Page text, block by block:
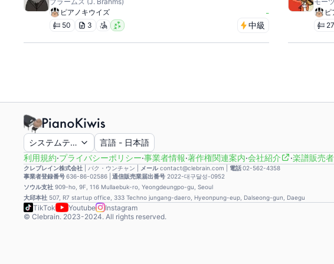
ピアノキウイズ
-
50 3 中級
27
システムテーマ 言語 - 日本語
利用規約·プライバシーポリシー·事業者情報·著作権関連案内·会社紹介 ·楽譜販売
クレブレイン株式会社 パク・ウンチャン メール contact@clebrain.com | 電話02-562-4358
事業者登録番号636-86-02586 | 通信販売業届出番号 2022-대구달성-0952
ソウル支社 909-ho, 9F, 116 Mullaebuk-ro, Yeongdeungpo-gu, Seoul
大邱本社 507, R7 startup office, 333 Techno jungang-daero, Hyeonpung-eup, Dalseong-gun, Daegu
TikTok Youtube
Instagram
© Clebrain. 2023-2024. All rights reserved.